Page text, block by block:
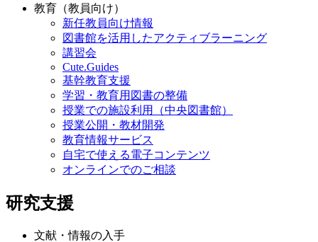
教育（教員向け）
新任教員向け情報
図書館を活用したアクティブラーニング
講習会
Cute.Guides
基幹教育支援
学習・教育用図書の整備
授業での施設利用（中央図書館）
授業公開・教材開発
教育情報サービス
自宅で使える電子コンテンツ
オンラインでのご相談
研究支援
文献・情報の入手